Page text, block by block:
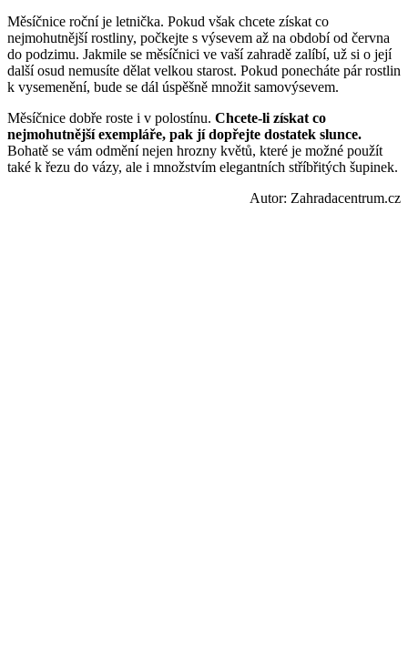
Měsíčnice roční je letnička. Pokud však chcete získat co
nejmohutnější rostliny, počkejte s výsevem až na období od června
do podzimu. Jakmile se měsíčnici ve vaší zahradě zalíbí, už si o její
další osud nemusíte dělat velkou starost. Pokud ponecháte pár rostlin
k vysemenění, bude se dál úspěšně množit samovýsevem.
Měsíčnice dobře roste i v polostínu. Chcete-li získat co
nejmohutnější exempláře, pak jí dopřejte dostatek slunce.
Bohatě se vám odmění nejen hrozny květů, které je možné použít
také k řezu do vázy, ale i množstvím elegantních stříbřitých šupinek.
Autor: Zahradacentrum.cz